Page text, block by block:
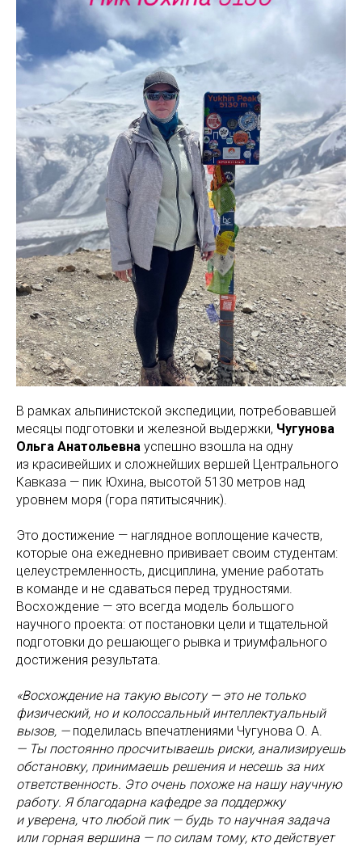
В рамках альпинистской экспедиции, потребовавшей
месяцы подготовки и железной выдержки, Чугунова
Ольга Анатольевна успешно взошла на одну
из красивейших и сложнейших вершей Центрального
Кавказа — пик Юхина, высотой 5130 метров над
уровнем моря (гора пятитысячник).
Это достижение — наглядное воплощение качеств,
которые она ежедневно прививает своим студентам:
целеустремленность, дисциплина, умение работать
в команде и не сдаваться перед трудностями.
Восхождение — это всегда модель большого
научного проекта: от постановки цели и тщательной
подготовки до решающего рывка и триумфального
достижения результата.
«Восхождение на такую высоту — это не только
физический, но и колоссальный интеллектуальный
вызов, — поделилась впечатлениями Чугунова О. А.
— Ты постоянно просчитываешь риски, анализируешь
обстановку, принимаешь решения и несешь за них
ответственность. Это очень похоже на нашу научную
работу. Я благодарна кафедре за поддержку
и уверена, что любой пик — будь то научная задача
или горная вершина — по силам тому, кто действует